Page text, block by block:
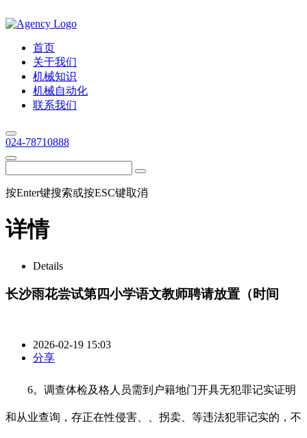
首页
关于我们
机械知识
机械自动化
联系我们
024-78710888
按Enter键搜索或按ESC键取消
详情
Details
长沙雨花尝试第四小学语文教师聘请放置（时间
2026-02-19 15:03
分享
6。调查体检及格人员需到户籍地门开具无犯罪记实证明
和从业查询，存正在性侵害、、拐卖、等违法犯罪记实的，不